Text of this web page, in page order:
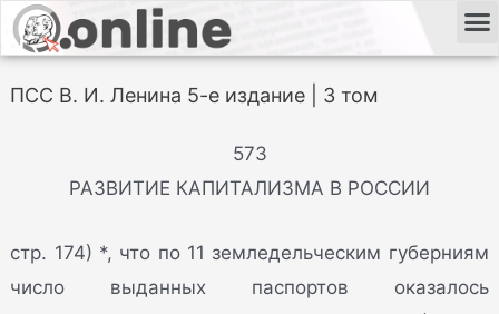
ПСС В. И. Ленина 5-е издание | 3 том
573
РАЗВИТИЕ КАПИТАЛИЗМА В РОССИИ
стр. 174) *, что по 11 земледельческим губерниям
число выданных паспортов оказалось